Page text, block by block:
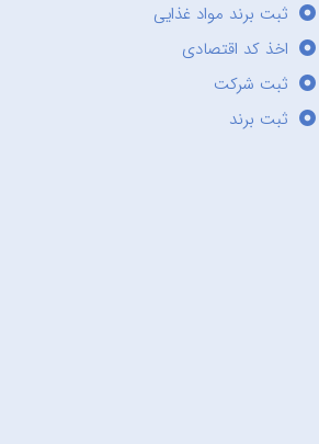
ثبت برند مواد غذایی
اخذ کد اقتصادی
ثبت شرکت
ثبت برند